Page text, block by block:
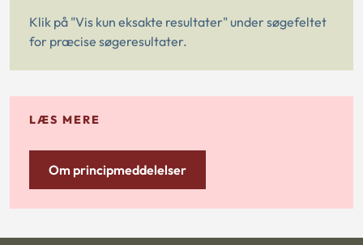
Klik på "Vis kun eksakte resultater" under søgefeltet
for præcise søgeresultater.
LÆS MERE
Om principmeddelelser